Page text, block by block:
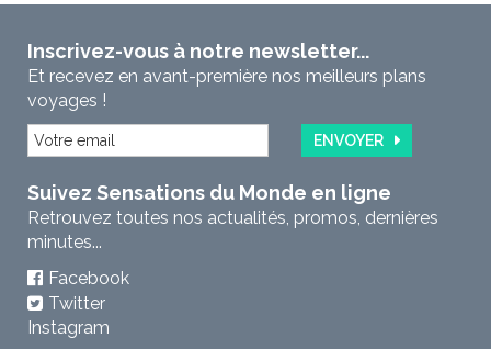
Inscrivez-vous à notre newsletter...
Et recevez en avant-première nos meilleurs plans
voyages !
ENVOYER
Suivez Sensations du Monde en ligne
Retrouvez toutes nos actualités, promos, dernières
minutes...
Facebook
Twitter
Instagram